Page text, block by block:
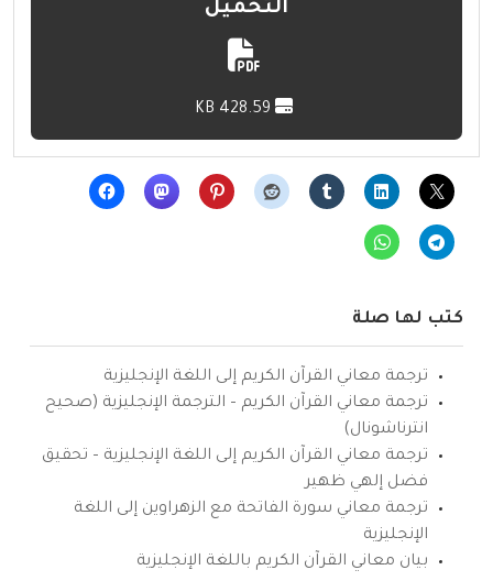
التحميل
كتب لها صلة
ترجمة معاني القرآن الكريم إلى اللغة الإنجليزية
ترجمة معاني القرآن الكريم – الترجمة الإنجليزية (صحيح
انترناشونال)
ترجمة معاني القرآن الكريم إلى اللغة الإنجليزية – تحقيق
فضل إلهي ظهير
ترجمة معاني سورة الفاتحة مع الزهراوين إلى اللغة
الإنجليزية
بيان معاني القرآن الكريم باللغة الإنجليزية